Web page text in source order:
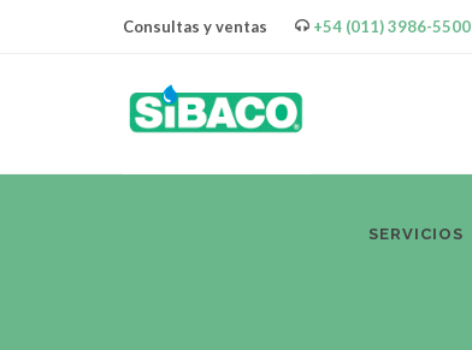
Consultas y ventas +54 (011) 3986-5500
SERVICIOS